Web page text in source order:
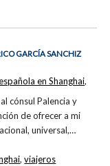
GARCÍA SANCHIZ
cónsul Palencia y
de ofrecer a mi
universal,…
en Shanghai,
,viajeros